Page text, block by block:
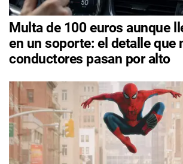
Multa de 100 euros aunque
en un soporte: el detalle que
conductores pasan por alto